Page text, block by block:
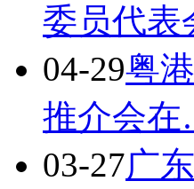
委员代
04-29粤
推介会
03-27广